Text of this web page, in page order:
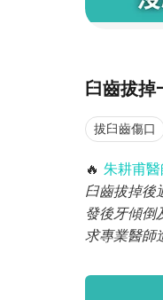
臼齒拔掉
拔臼齒傷口
🔥 朱耕甫醫
臼齒拔掉後
發後牙傾倒
求專業醫師